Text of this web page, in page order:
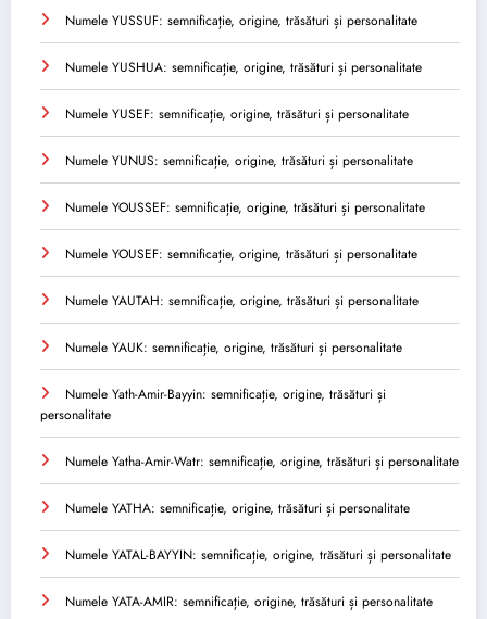
Numele YUSSUF: semnificație, origine, trăsături și personalitate
Numele YUSHUA: semnificație, origine, trăsături și personalitate
Numele YUSEF: semnificație, origine, trăsături și personalitate
Numele YUNUS: semnificație, origine, trăsături și personalitate
Numele YOUSSEF: semnificație, origine, trăsături și personalitate
Numele YOUSEF: semnificație, origine, trăsături și personalitate
Numele YAUTAH: semnificație, origine, trăsături și personalitate
Numele YAUK: semnificație, origine, trăsături și personalitate
Numele Yath-Amir-Bayyin: semnificație, origine, trăsături și
personalitate
Numele Yatha-Amir-Watr: semnificație, origine, trăsături și personalitate
Numele YATHA: semnificație, origine, trăsături și personalitate
Numele YATAL-BAYYIN: semnificație, origine, trăsături și personalitate
Numele YATA-AMIR: semnificație, origine, trăsături și personalitate